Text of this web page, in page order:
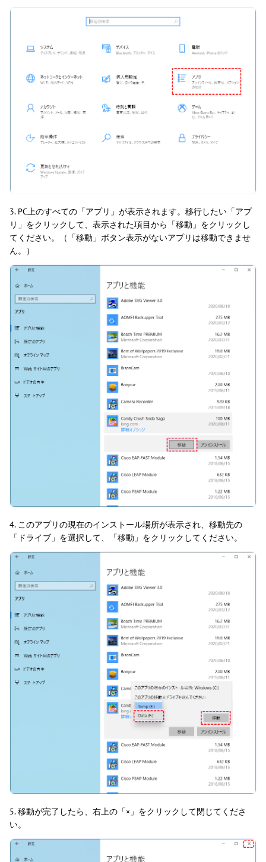
3. PC上のすべての「アプリ」が表示されます。移行したい「アプ
リ」をクリックして、表示された項目から「移動」をクリックし
てください。（「移動」ボタン表示がないアプリは移動できませ
ん。）
4. このアプリの現在のインストール場所が表示され、移動先の
「ドライブ」を選択して、「移動」をクリックしてください。
5. 移動が完了したら、右上の「×」をクリックして閉じてくださ
い。